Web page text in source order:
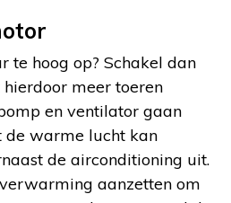
te hoog op? Schakel dan
meer toeren
en ventilator gaan
de warme lucht kan
de airconditioning uit.
aanzetten om